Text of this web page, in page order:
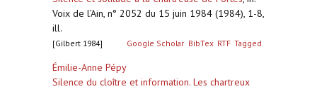
Voix de l’Ain, n° 2052 du 15 juin 1984 (1984), 1-8,
ill.
[Gilbert 1984] Google Scholar BibTex RTF Tagged
Émilie-Anne Pépy
Silence du cloître et information. Les chartreux